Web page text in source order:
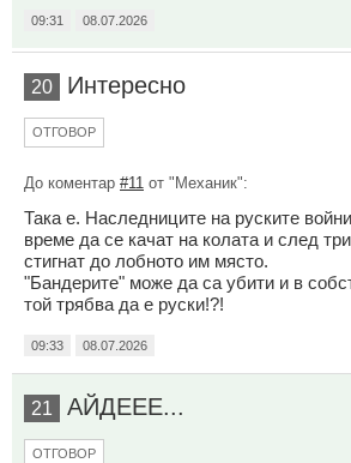
09:31 08.07.2026
20 Интересно
ОТГОВОР
До коментар #11 от "Механик":
Така е. Наследниците на руските
време да се качат на колата и след
стигнат до лобното им място.
"Бандерите" може да са убити и в
той трябва да е руски!?!
09:33 08.07.2026
21 АЙДЕЕЕ...
ОТГОВОР